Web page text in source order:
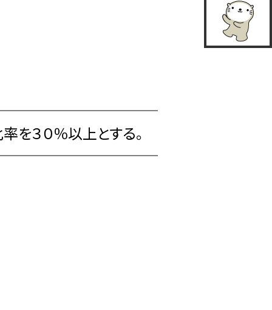
３０％以上とする。